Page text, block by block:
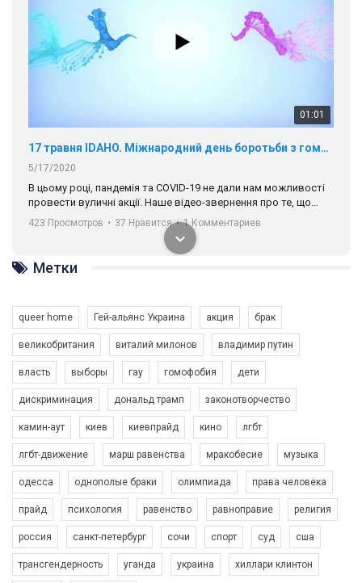
01:01
17 травня IDAHO. Міжнародний день боротьби з гомофобією трансфобією і біфобія.
5/17/2020
В цьому році, пандемія та COVІD-19 не дали нам можливості
провести вуличні акції. Наше відео-звернення про те, що
навіть коли ми у різних містах та не можемо зустрінеться, ми
разом. Ми закликаємо всіх хто поділяє цінності рівності та
солідарності, приєднатися до нас. Регіональні підрозділи
ГАУ є в 16 областях України.
Разом наш голос лунає гучніше!
423 Просмотров • 37 Нравится • 1 Комментариев
Зупинимо насильство проти ЛГБТ в Україні! Stop violence against LGBT in Ukraine!
6/30/2017
Емоційний та вражаючий промо-ролік на конкурс PACT, який
представляє програму "Гей-альянс Україна" з протидії
насильству проти ЛГБТ в Україні.
Ми просимо вашої підтримки, щоб реалізувати нашу
програму з боротьби з насильством проти ЛГБТ в Україні.
1.9K Просмотров • 226 Нравится • 5 Комментариев
Метки
queer home Гей-альянс Украина акция брак
великобритания виталий милонов владимир путин
власть выборы гау гомофобия дети
дискриминация дональд трамп законотворчество
камин-аут киев киевпрайд кино лгбт
лгбт-движение марш равенства мракобесие музыка
одесса однополые браки олимпиада права человека
прайд психология равенство равноправие религия
россия санкт-петербург сочи спорт суд сша
трансгендерность уганда украина хиллари клинтон